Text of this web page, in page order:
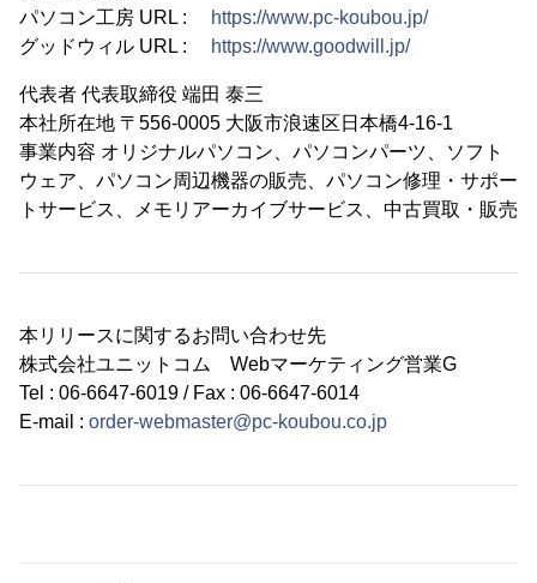
パソコン工房 URL :
https://www.pc-koubou.jp/
グッドウィル URL :
https://www.goodwill.jp/
代表者 代表取締役 端田 泰三
本社所在地 〒556-0005 大阪市浪速区日本橋4-16-1
事業内容 オリジナルパソコン、パソコンパーツ、ソフト
ウェア、パソコン周辺機器の販売、パソコン修理・サポー
トサービス、メモリアーカイブサービス、中古買取・販売
本リリースに関するお問い合わせ先
株式会社ユニットコム Webマーケティング営業G
Tel : 06-6647-6019 / Fax : 06-6647-6014
E-mail : order-webmaster@pc-koubou.co.jp